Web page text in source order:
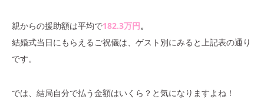
親からの援助額は平均で182.3万円。
結婚式当日にもらえるご祝儀は、ゲスト別にみると上記表の通り
です。
では、結局自分で払う金額はいくら？と気になりますよね！